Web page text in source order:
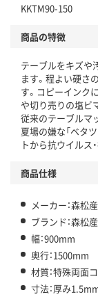
KKTM90-150
商品の特徴
テーブルをキズや
ます。程よい硬さ
す。コピーインク
や切り売りの塩ビ
従来のテーブルマ
夏場の嫌な「ベタ
トから抗ウイルス
商品仕様
メーカー：森松
ブランド：森松
幅：900mm
奥行：1500mm
材質：特殊両面
寸法：厚み